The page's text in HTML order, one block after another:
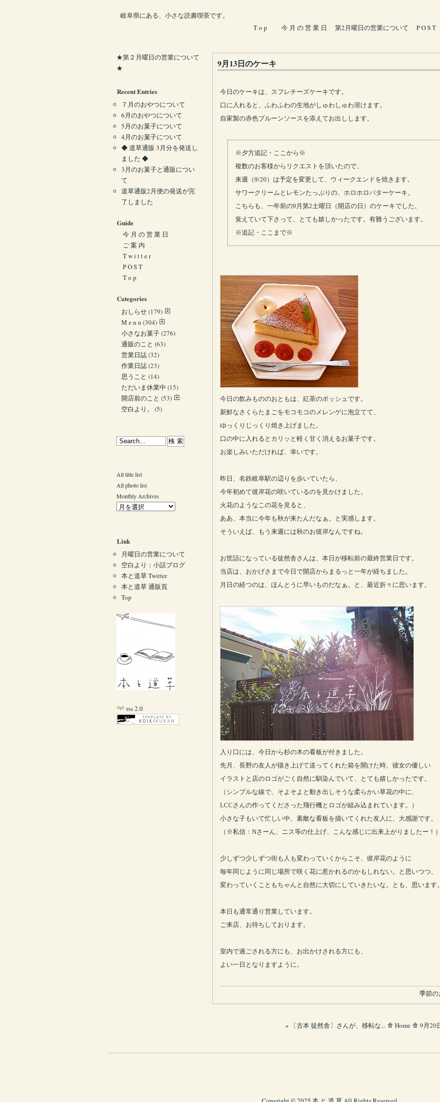
岐阜県にある、小さな読書喫茶です。
T o p
今 月 の 営 業 日 第2月曜日の営業について P O S T
9月13日のケーキ
今日のケーキは、スフレチーズケーキです。
口に入れると、ふわふわの生地がしゅわしゅわ溶けます。
自家製の赤色プルーンソースを添えてお出しします。
※夕方追記・ここから※
複数のお客様からリクエストを頂いたので、
来週（9/20）は予定を変更して、ウィークエンドを焼きます。
サワークリームとレモンたっぷりの、ホロホロバターケーキ。
こちらも、一年前の9月第2土曜日（開店の日）のケーキでした。
覚えていて下さって、とても嬉しかったです。有難うございます。
※追記・ここまで※
今日の飲みもののおともは、紅茶のポッシュです。
新鮮なさくらたまごをモコモコのメレンゲに泡立てて、
ゆっくりじっくり焼き上げました。
口の中に入れるとカリッと軽く甘く消えるお菓子です。
お楽しみいただければ、幸いです。
昨日、名鉄岐阜駅の辺りを歩いていたら、
今年初めて彼岸花の咲いているのを見かけました。
火花のようなこの花を見ると、
ああ、本当に今年も秋が来たんだなぁ。と実感します。
そういえば、もう来週には秋のお彼岸なんですね。
お世話になっている徒然舎さんは、本日が移転前の最終営業日です。
当店は、おかげさまで今日で開店からまるっと一年が経ちました。
月日の経つのは、ほんとうに早いものだなぁ。と、最近折々に思います。
入り口には、今日から杉の木の看板が付きました。
先月、長野の友人が描き上げて送ってくれた箱を開けた時、彼女の優しい
イラストと店のロゴがごく自然に馴染んでいて、とても嬉しかったです。
（シンプルな線で、そよそよと動き出しそうな柔らかい草花の中に、
LCCさんの作ってくださった飛行機とロゴが組み込まれています。）
小さな子もいて忙しい中、素敵な看板を描いてくれた友人に、大感謝です。
（※私信：Nさーん、ニス等の仕上げ、こんな感じに出来上がりましたー！
少しずつ少しずつ街も人も変わっていくからこそ、彼岸花のように
毎年同じように同じ場所で咲く花に惹かれるのかもしれない。と思いつつ、
変わっていくこともちゃんと自然に大切にしていきたいな。とも、思います
本日も通常通り営業しています。
ご来店、お待ちしております。
室内で過ごされる方にも、お出かけされる方にも、
よい一日となりますように。
季節
« 〔古本 徒然舎〕さんが、移転な... Home 9月20
★第２月曜日の営業について
★
Recent Entries
７月のおやつについて
6月のおやつについて
5月のお菓子について
4月のお菓子について
◆ 道草通販 3月分を発送し
ました ◆
3月のお菓子と通販につい
て
道草通販2月便の発送が完
了しました
Guide
今 月 の 営 業 日
ご 案 内
T w i t t e r
P O S T
T o p
Categories
おしらせ(179)
M e n u (304)
小さなお菓子(276)
通販のこと (63)
営業日誌(32)
作業日誌(23)
思うこと (14)
ただいま休業中 (15)
開店前のこと (53)
空白より。
(5)
All title list
All photo list
Monthly Archives
Link
月曜日の営業について
空白より：小話ブログ
本と道草 Twitter
本と道草 通販頁
Top
rss 2.0